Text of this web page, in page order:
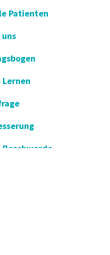
Patienten
Lernen